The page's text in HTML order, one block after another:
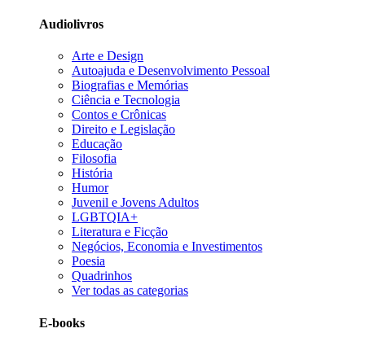
Audiolivros
Arte e Design
Autoajuda e Desenvolvimento Pessoal
Biografias e Memórias
Ciência e Tecnologia
Contos e Crônicas
Direito e Legislação
Educação
Filosofia
História
Humor
Juvenil e Jovens Adultos
LGBTQIA+
Literatura e Ficção
Negócios, Economia e Investimentos
Poesia
Quadrinhos
Ver todas as categorias
E-books